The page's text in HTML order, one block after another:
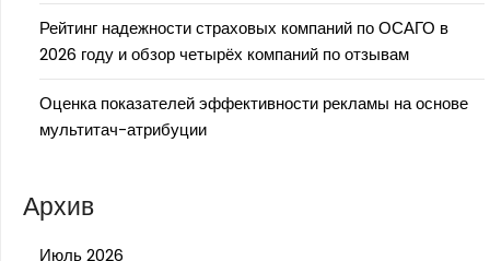
Рейтинг надежности страховых компаний по ОСАГО в
2026 году и обзор четырёх компаний по отзывам
Оценка показателей эффективности рекламы на основе
мультитач-атрибуции
Архив
Июль 2026